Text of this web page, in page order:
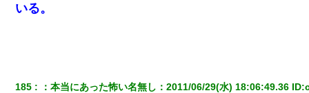
いる。
185 ：本当にあった怖い名無し ：2011/06/29(水) 18:06:49.36 ID: